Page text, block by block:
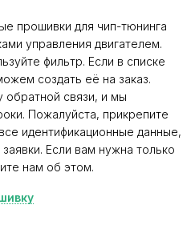
прошивки для чип-тюнинга
управления двигателем.
фильтр. Если в списке
создать её на заказ.
связи, и мы
Пожалуйста, прикрепите
идентификационные данные,
Если вам нужна только
нам об этом.